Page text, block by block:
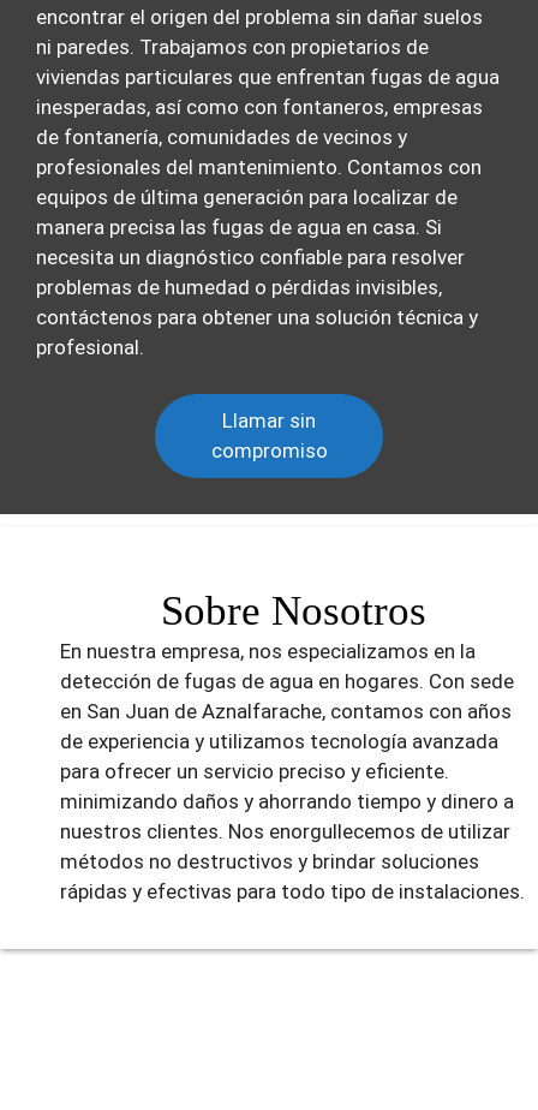
encontrar el origen del problema sin dañar suelos
ni paredes. Trabajamos con propietarios de
viviendas particulares que enfrentan fugas de agua
inesperadas, así como con fontaneros, empresas
de fontanería, comunidades de vecinos y
profesionales del mantenimiento. Contamos con
equipos de última generación para localizar de
manera precisa las fugas de agua en casa. Si
necesita un diagnóstico confiable para resolver
problemas de humedad o pérdidas invisibles,
contáctenos para obtener una solución técnica y
profesional.
Llamar sin
compromiso
Sobre Nosotros
En nuestra empresa, nos especializamos en la
detección de fugas de agua en hogares. Con sede
en San Juan de Aznalfarache, contamos con años
de experiencia y utilizamos tecnología avanzada
para ofrecer un servicio preciso y eficiente.
minimizando daños y ahorrando tiempo y dinero a
nuestros clientes. Nos enorgullecemos de utilizar
métodos no destructivos y brindar soluciones
rápidas y efectivas para todo tipo de instalaciones.